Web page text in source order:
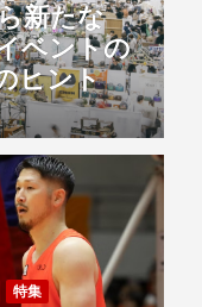
新たな
ベントの
ヒント
特集